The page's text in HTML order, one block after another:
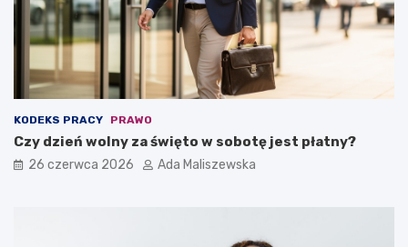
KODEKS PRACY PRAWO
Czy dzień wolny za święto w sobotę jest płatny?
26 czerwca 2026 Ada Maliszewska